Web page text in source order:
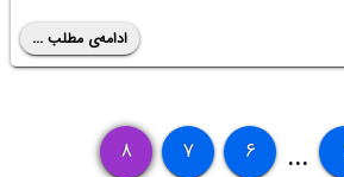
ادامه‌ی مطلب ...
... ۶ ۷ ۸